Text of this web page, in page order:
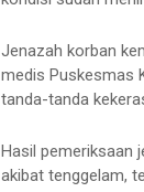
Jenazah korban
medis Puskesmas
tanda-tanda
Hasil pemeriksaan
akibat tenggelam,